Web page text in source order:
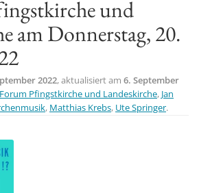
a
und
am Donnerstag, 20.
2022, aktualisiert am 6. September
Forum Pfingstkirche und Landeskirche, Jan
, Matthias Krebs, Ute Springer.